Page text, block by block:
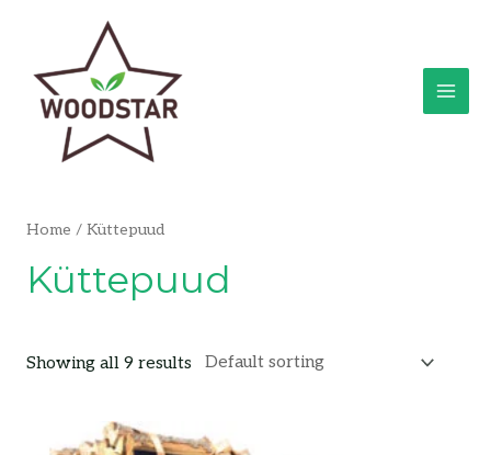
Home / Küttepuud
Küttepuud
Showing all 9 results